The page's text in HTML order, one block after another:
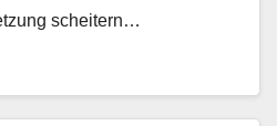
scheitern…